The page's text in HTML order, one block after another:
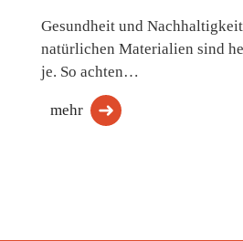
Gesundheit und
natürlichen Materialien sind
je. So achten…
mehr